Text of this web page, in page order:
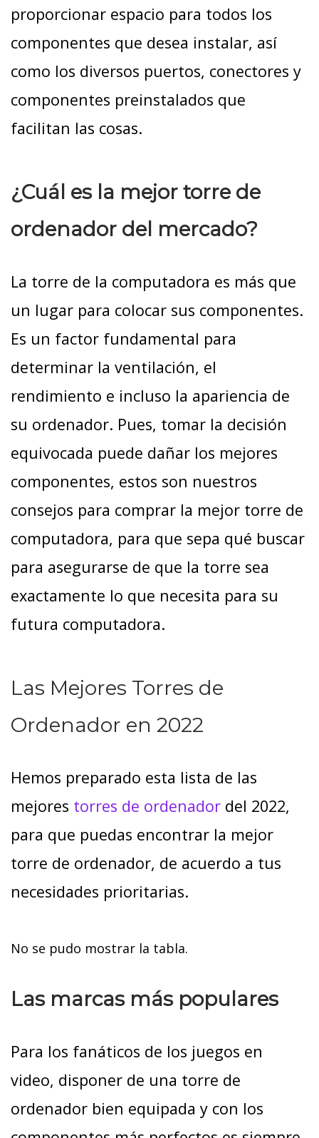
proporcionar espacio para todos los
componentes que desea instalar, así
como los diversos puertos, conectores y
componentes preinstalados que
facilitan las cosas.
¿Cuál es la mejor torre de
ordenador del mercado?
La torre de la computadora es más que
un lugar para colocar sus componentes.
Es un factor fundamental para
determinar la ventilación, el
rendimiento e incluso la apariencia de
su ordenador. Pues, tomar la decisión
equivocada puede dañar los mejores
componentes, estos son nuestros
consejos para comprar la mejor torre de
computadora, para que sepa qué buscar
para asegurarse de que la torre sea
exactamente lo que necesita para su
futura computadora.
Las Mejores Torres de
Ordenador en 2022
Hemos preparado esta lista de las
mejores torres de ordenador del 2022,
para que puedas encontrar la mejor
torre de ordenador, de acuerdo a tus
necesidades prioritarias.
No se pudo mostrar la tabla.
Las marcas más populares
Para los fanáticos de los juegos en
video, disponer de una torre de
ordenador bien equipada y con los